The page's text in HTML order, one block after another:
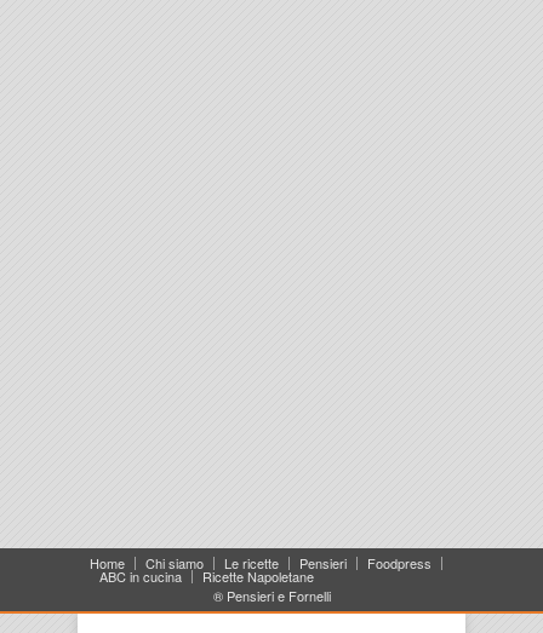
Home Chi siamo Le ricette Pensieri Foodpress
ABC in cucina
Ricette Napoletane
® Pensieri e Fornelli